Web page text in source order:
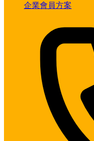
企業會員方案